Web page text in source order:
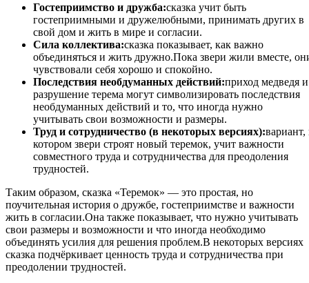
Гостеприимство и дружба:сказка учит быть
гостеприимными и дружелюбными, принимать других в
свой дом и жить в мире и согласии.
Сила коллектива:сказка показывает, как важно
объединяться и жить дружно.Пока звери жили вместе,
чувствовали себя хорошо и спокойно.
Последствия необдуманных действий:приход медведя и
разрушение терема могут символизировать последствия
необдуманных действий и то, что иногда нужно
учитывать свои возможности и размеры.
Труд и сотрудничество (в некоторых версиях):вариант,
котором звери строят новый теремок, учит важности
совместного труда и сотрудничества для преодоления
трудностей.
Таким образом, сказка «Теремок» — это простая, но
поучительная история о дружбе, гостеприимстве и важности
жить в согласии.Она также показывает, что нужно учитывать
свои размеры и возможности и что иногда необходимо
объединять усилия для решения проблем.В некоторых версиях
сказка подчёркивает ценность труда и сотрудничества при
преодолении трудностей.